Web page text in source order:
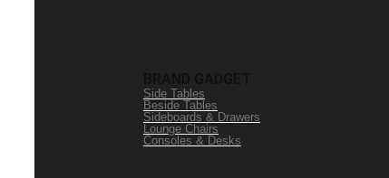
Side Tables
Beside Tables
Sideboards & Drawers
Lounge Chairs
Consoles & Desks